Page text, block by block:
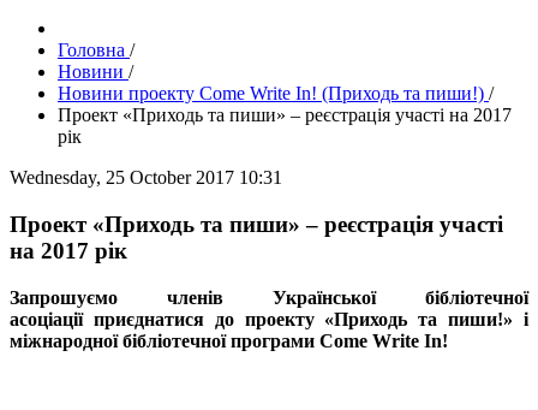
Головна /
Новини /
Новини проекту Сome Write In! (Приходь та пиши!) /
Проект «Приходь та пиши» – реєстрація участі на 2017
рік
Wednesday, 25 October 2017 10:31
Проект «Приходь та пиши» – реєстрація участі
на 2017 рік
Запрошуємо членів Української бібліотечної
асоціації приєднатися до проекту «Приходь та пиши!» і
міжнародної бібліотечної програми Come Write In!